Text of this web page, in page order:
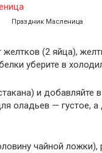
Праздник Масленица
желтков (2 яйца),
уберите в
и добавляйте
оладьев — густое,
чайной ложки),